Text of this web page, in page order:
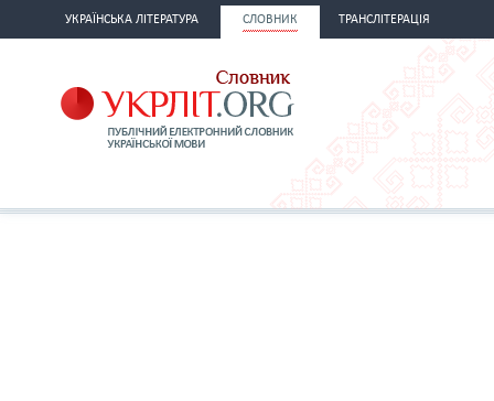
УКРАЇНСЬКА ЛІТЕРАТУРА СЛОВНИК ТРАНСЛІТЕРАЦІЯ